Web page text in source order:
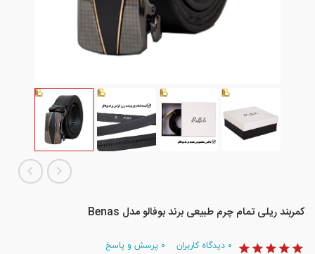
کمربند ریلی تمام چرم طبیعی برند بوفالو مدل Benas
دیدگاه کاربران پرسش و پاسخ